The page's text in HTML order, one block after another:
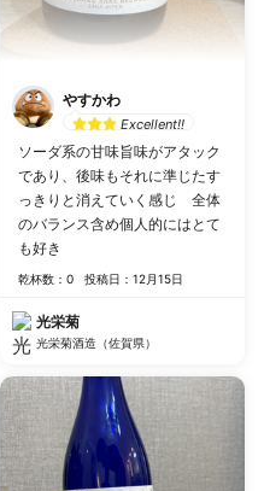
やすかわ
Excellent!!
ソーダ系の甘味旨味がアタック
であり、後味もそれに準じたす
っきりと消えていく感じ 全体
のバランス含め個人的にはとて
も好き
乾杯数：0 投稿日：12月15日
光栄菊
光栄菊酒造（佐賀県）